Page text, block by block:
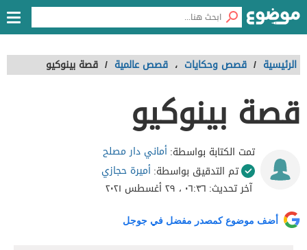
الرئيسية / قصص وحكايات ، قصص عالمية / قصة بينوكيو
قصة بينوكيو
تمت الكتابة بواسطة:أماني دار مصلح
تم التدقيق بواسطة:أميرة حجازي
آخر تحديث: ٠٦:٣٦ ، ٢٩ أغسطس ٢٠٢١
أضف موضوع كمصدر مفضل في جوجل